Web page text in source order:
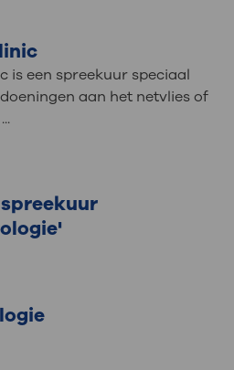
is een spreekuur speciaal
aan het netvlies of